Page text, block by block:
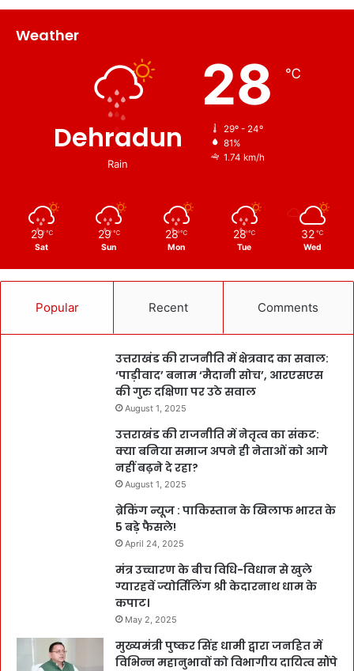
Weather
Dehradun
Rain
28 ℃
29º - 24º
81%
1.74 km/h
29 ℃
Sat
29 ℃
Sun
28 ℃
Mon
28 ℃
Tue
32 ℃
Wed
Popular Recent Comments
उत्तराखंड की राजनीति में क्षेत्रवाद का सवाल:
‘पाड़ीवाद’ बनाम ‘मैदानी सोच’, आरएसएस
की गुरु दक्षिणा पर उठे सवाल
August 1, 2025
उत्तराखंड की राजनीति में नेतृत्व का संकट:
क्या बनिया समाज अपने ही नेताओं को आगे
नहीं बढ़ने दे रहा?
August 1, 2025
ब्रेकिंग न्यूज : पाकिस्तान के खिलाफ भारत के
5 बड़े फैसले!
April 24, 2025
मंत्र उच्चारण के बीच विधि-विधान से खुले
ग्यारहवें ज्योर्तिलिंग श्री केदारनाथ धाम के
कपाट।
May 2, 2025
मुख्यमंत्री पुष्कर सिंह धामी द्वारा जनहित में
विभिन्न महानुभावों को विभागीय दायित्व सौंपे